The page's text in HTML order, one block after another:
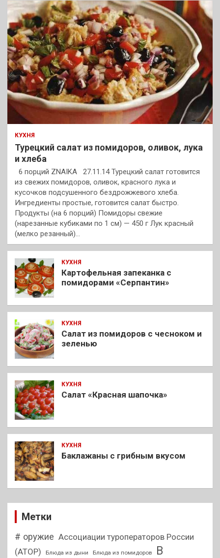
КУХНЯ
Турецкий салат из помидоров, оливок, лука
и хлеба
6 порций ZNAIKA 27.11.14 Турецкий салат готовится
из свежих помидоров, оливок, красного лука и
кусочков подсушенного бездрожжевого хлеба.
Ингредиенты простые, готовится салат быстро.
Продукты (на 6 порций) Помидоры свежие
(нарезанные кубиками по 1 см) — 450 г Лук красный
(мелко резанный)…
КУХНЯ
Картофельная запеканка с
помидорами «Серпантин»
КУХНЯ
Салат из помидоров с чесноком и
зеленью
КУХНЯ
Салат «Красная шапочка»
КУХНЯ
Баклажаны с грибным вкусом
Метки
# оружие Ассоциации туроператоров России
(АТОР)
Блюда из дыни Блюда из помидоров
В